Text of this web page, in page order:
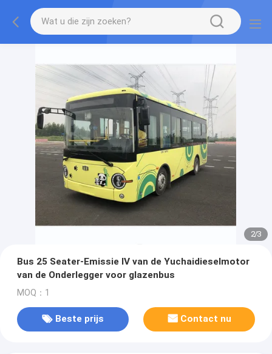
2/3
Bus 25 Seater-Emissie IV van de Yuchaidieselmotor
van de Onderlegger voor glazenbus
MOQ：1
Beste prijs Contact nu